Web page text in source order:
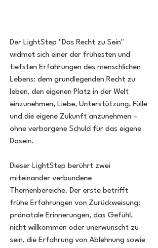
Der LightStep "Das Recht zu Sein"
widmet sich einer der frühesten und
tiefsten Erfahrungen des menschlichen
Lebens: dem grundlegenden Recht zu
leben, den eigenen Platz in der Welt
einzunehmen, Liebe, Unterstützung, Fülle
und die eigene Zukunft anzunehmen –
ohne verborgene Schuld für das eigene
Dasein.
Dieser LightStep berührt zwei
miteinander verbundene
Themenbereiche. Der erste betrifft
frühe Erfahrungen von Zurückweisung:
pränatale Erinnerungen, das Gefühl,
nicht willkommen oder unerwünscht zu
sein, die Erfahrung von Ablehnung sowie